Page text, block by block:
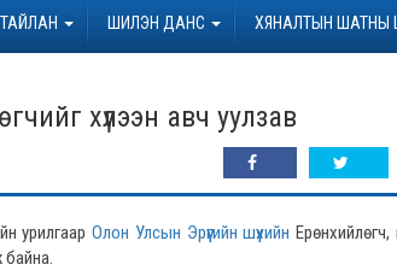
ТАЙЛАН ШИЛЭН ДАНС ХЯНАЛТЫН ШАТНЫ
хүлээн авч уулзав
урилгаарОлон Улсын Эрүүгийн шүүхийн
байна.